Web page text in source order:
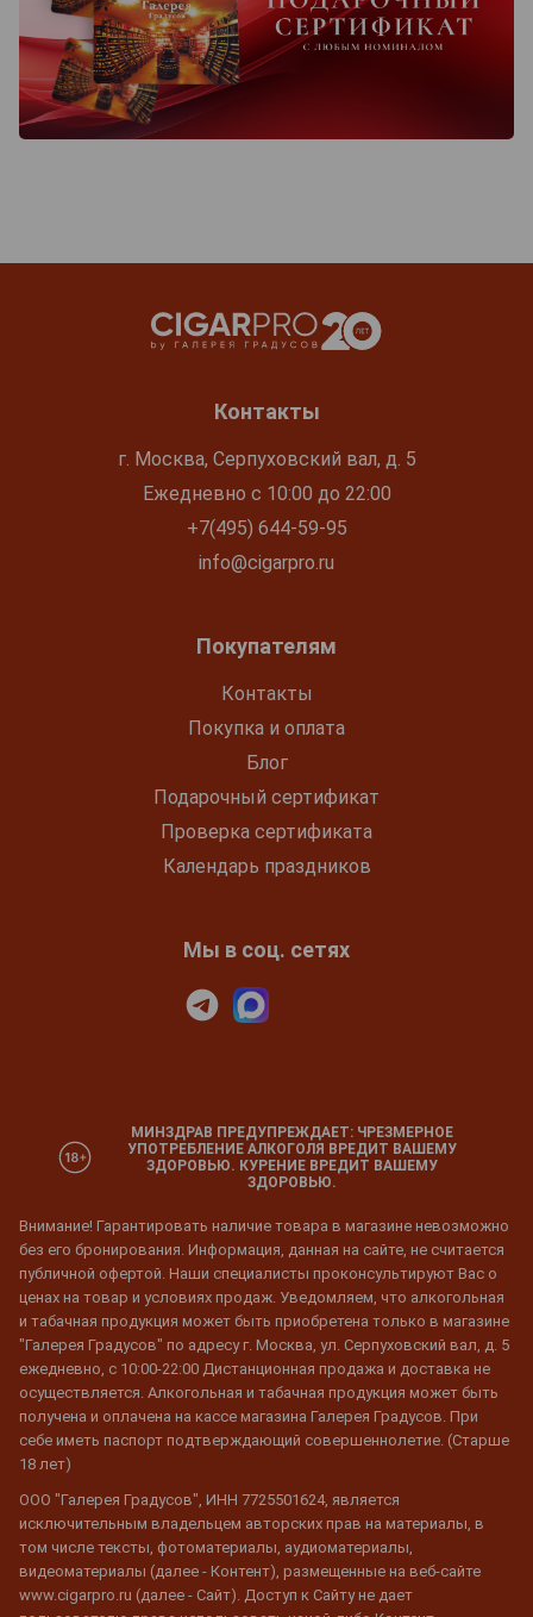
Контакты
г. Москва, Серпуховский вал, д. 5
Ежедневно с 10:00 до 22:00
+7(495) 644-59-95
info@cigarpro.ru
Покупателям
Контакты
Покупка и оплата
Блог
Подарочный сертификат
Проверка сертификата
Календарь праздников
Мы в соц. сетях
МИНЗДРАВ ПРЕДУПРЕЖДАЕТ: ЧРЕЗМЕРНОЕ
УПОТРЕБЛЕНИЕ АЛКОГОЛЯ ВРЕДИТ ВАШЕМУ
ЗДОРОВЬЮ. КУРЕНИЕ ВРЕДИТ ВАШЕМУ
ЗДОРОВЬЮ.
Внимание! Гарантировать наличие товара в магазине невозможно
без его бронирования. Информация, данная на сайте, не считается
публичной офертой. Наши специалисты проконсультируют Вас о
ценах на товар и условиях продаж. Уведомляем, что алкогольная
и табачная продукция может быть приобретена только в магазине
"Галерея Градусов" по адресу г. Москва, ул. Серпуховский вал, д. 5
ежедневно, с 10:00-22:00 Дистанционная продажа и доставка не
осуществляется. Алкогольная и табачная продукция может быть
получена и оплачена на кассе магазина Галерея Градусов. При
себе иметь паспорт подтверждающий совершеннолетие. (Старше
18 лет)
ООО "Галерея Градусов", ИНН 7725501624, является
исключительным владельцем авторских прав на материалы, в
том числе тексты, фотоматериалы, аудиоматериалы,
видеоматериалы (далее - Контент), размещенные на веб-сайте
www.cigarpro.ru (далее - Сайт). Доступ к Сайту не дает